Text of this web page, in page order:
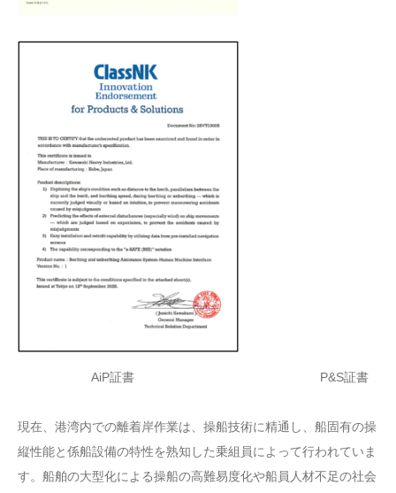
AiP証書 P&S証書
現在、港湾内での離着岸作業は、操船技術に精通し、船固有の操
縦性能と係船設備の特性を熟知した乗組員によって行われていま
す。船舶の大型化による操船の高難易度化や船員人材不足の社会